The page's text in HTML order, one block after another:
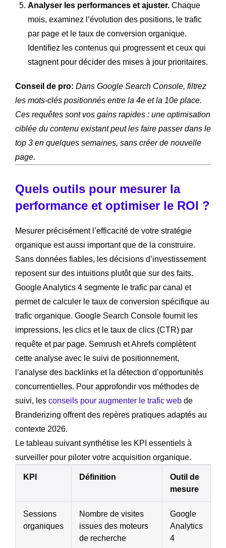
Analyser les performances et ajuster. Chaque
mois, examinez l’évolution des positions, le trafic
par page et le taux de conversion organique.
Identifiez les contenus qui progressent et ceux qui
stagnent pour décider des mises à jour prioritaires.
Conseil de pro: Dans Google Search Console, filtrez
les mots-clés positionnés entre la 4e et la 10e place.
Ces requêtes sont vos gains rapides : une optimisation
ciblée du contenu existant peut les faire passer dans le
top 3 en quelques semaines, sans créer de nouvelle
page.
Quels outils pour mesurer la
performance et optimiser le ROI ?
Mesurer précisément l’efficacité de votre stratégie
organique est aussi important que de la construire.
Sans données fiables, les décisions d’investissement
reposent sur des intuitions plutôt que sur des faits.
Google Analytics 4 segmente le trafic par canal et
permet de calculer le taux de conversion spécifique au
trafic organique. Google Search Console fournit les
impressions, les clics et le taux de clics (CTR) par
requête et par page. Semrush et Ahrefs complètent
cette analyse avec le suivi de positionnement,
l’analyse des backlinks et la détection d’opportunités
concurrentielles. Pour approfondir vos méthodes de
suivi, les conseils pour augmenter le trafic web de
Branderizing offrent des repères pratiques adaptés au
contexte 2026.
Le tableau suivant synthétise les KPI essentiels à
surveiller pour piloter votre acquisition organique.
KPI Définition
Outil de
mesure
Sessions
organiques
Nombre de visites
issues des moteurs
de recherche
Google
Analytics
4